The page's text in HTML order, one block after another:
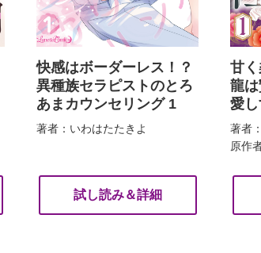
快感はボーダーレス！？
異種族セラピストのとろ
あまカウンセリング 1
著者：いわはたたきよ
試し読み＆詳細
甘
龍
愛
著者
原作